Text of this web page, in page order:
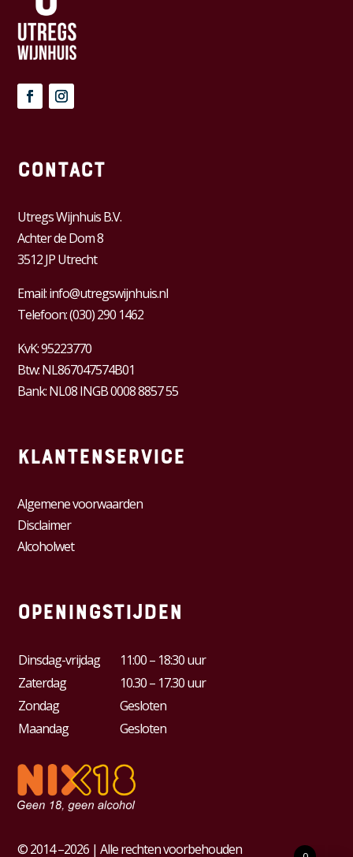
Contact
Utregs Wijnhuis B.V.
Achter de Dom 8
3512 JP Utrecht
Email:info@utregswijnhuis.nl
Telefoon:(030) 290 1462
KvK:95223770
Btw:NL867047574B01
Bank: NL08 INGB 0008 8857 55
Klantenservice
Algemene voorwaarden
Disclaimer
Alcoholwet
Openingstijden
Dinsdag-vrijdag
11:00 – 18:30 uur
Zaterdag
10.30 – 17.30 uur
Zondag
Gesloten
Maandag
Gesloten
© 2014 –2026 | Alle rechten voorbehouden